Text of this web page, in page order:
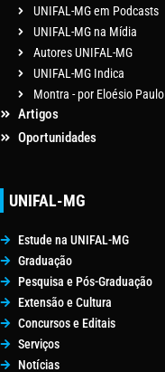
UNIFAL-MG em Podcasts
UNIFAL-MG na Mídia
Autores UNIFAL-MG
UNIFAL-MG Indica
Montra - por Eloésio Paulo
Artigos
Oportunidades
UNIFAL-MG
Estude na UNIFAL-MG
Graduação
Pesquisa e Pós-Graduação
Extensão e Cultura
Concursos e Editais
Serviços
Notícias